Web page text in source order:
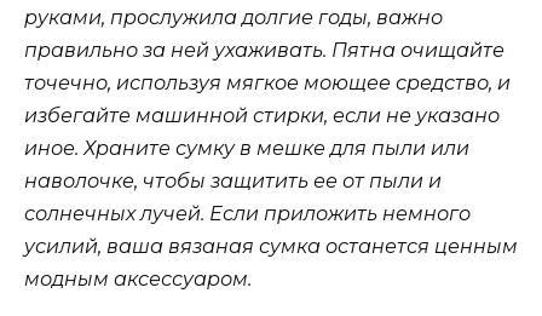
руками, прослужила долгие годы, важно
правильно за ней ухаживать. Пятна очищайте
точечно, используя мягкое моющее средство, и
избегайте машинной стирки, если не указано
иное. Храните сумку в мешке для пыли или
наволочке, чтобы защитить ее от пыли и
солнечных лучей. Если приложить немного
усилий, ваша вязаная сумка останется ценным
модным аксессуаром.